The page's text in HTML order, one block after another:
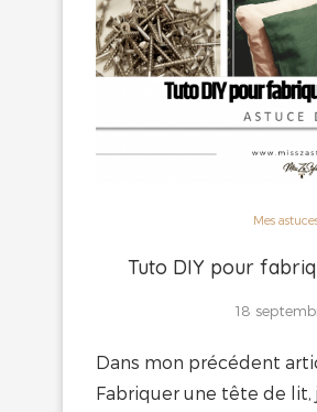
Mes
Tuto DIY pour
18
Dans mon précédent
Fabriquer une tête de lit,